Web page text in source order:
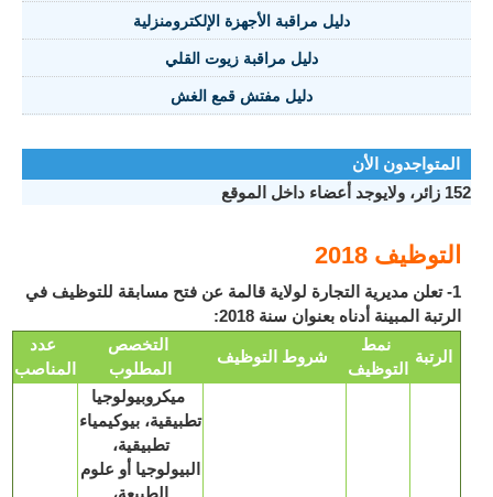
دليل مراقبة الأجهزة الإلكترومنزلية
دليل مراقبة زيوت القلي
دليل مفتش قمع الغش
الأن
2018
تعلن مديرية التجارة لولاية قالمة عن فتح مسابقة للتوظيف في
المبينة أدناه بعنوان سنة 2018:
عدد
المناصب
التخصص
المطلوب
شروط التوظيف
التوظيف
ميكروبيولوجيا
تطبيقية، بيوكيمياء
تطبيقية،
البيولوجيا أو علوم
الطبيعة،